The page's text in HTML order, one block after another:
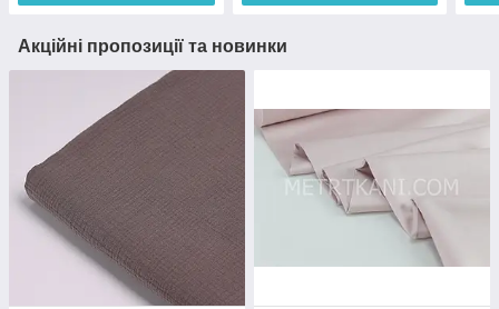
Акційні пропозиції та новинки